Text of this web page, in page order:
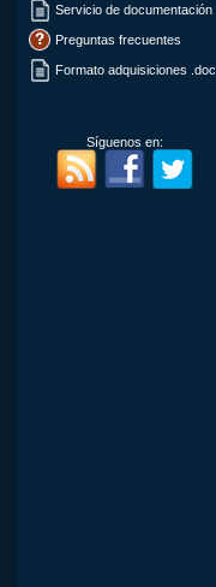
Servicio de documentación
Preguntas frecuentes
Formato adquisiciones .doc
Síguenos en: